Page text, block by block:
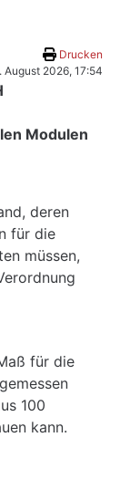
Drucken
August 2026, 17:54
Modulen
deren
für die
müssen,
für die
100
kann.